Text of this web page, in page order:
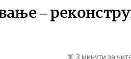
–
3 минути за